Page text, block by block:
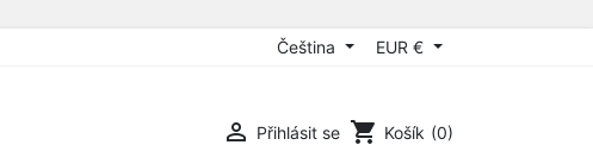
Čeština EUR €
 Přihlásit se shopping_cart Košík (0)